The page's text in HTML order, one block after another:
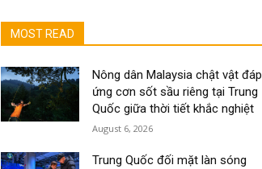
MOST READ
Nông dân Malaysia chật vật đáp
ứng cơn sốt sầu riêng tại Trung
Quốc giữa thời tiết khắc nghiệt
August 6, 2026
Trung Quốc đối mặt làn sóng